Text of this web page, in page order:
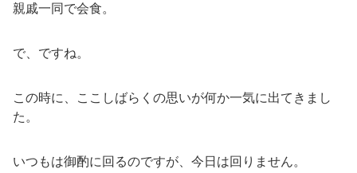
親戚一同で会食。
で、ですね。
この時に、ここしばらくの思いが何か一気に出てきまし
た。
いつもは御酌に回るのですが、今日は回りません。